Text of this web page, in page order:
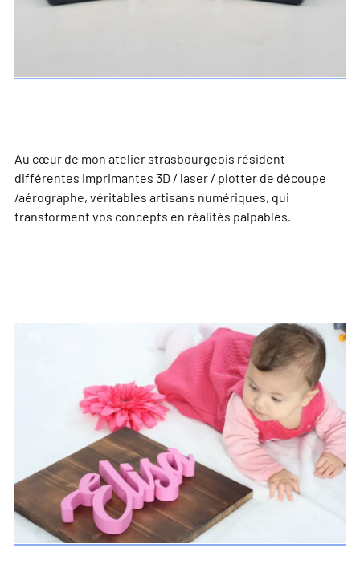
Au cœur de mon atelier strasbourgeois résident
différentes imprimantes 3D / laser / plotter de découpe
/aérographe, véritables artisans numériques, qui
transforment vos concepts en réalités palpables.